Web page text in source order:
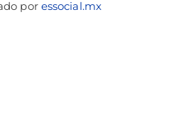
por essocial.mx